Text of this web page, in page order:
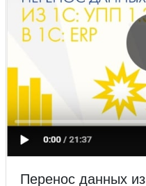
Перенос данных